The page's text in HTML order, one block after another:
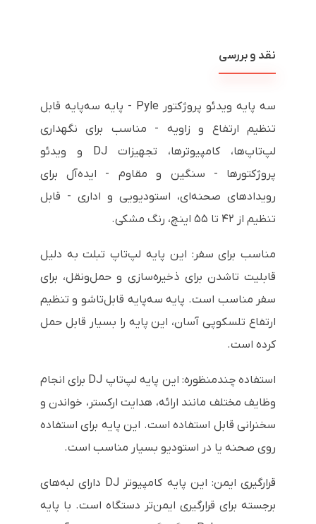
نقد و بررسی
سه پایه ویدئو پروژکتور Pyle - پایه سه‌پایه قابل
تنظیم ارتفاع و زاویه - مناسب برای نگهداری
لپ‌تاپ‌ها، کامپیوترها، تجهیزات DJ و ویدئو
پروژکتورها - سنگین و مقاوم - ایده‌آل برای
رویدادهای صحنه‌ای، استودیویی و اداری - قابل
تنظیم از ۴۲ تا ۵۵ اینچ، رنگ مشکی.
مناسب برای سفر: این پایه لپ‌تاپ تبلت به دلیل
قابلیت تاشدن برای ذخیره‌سازی و حمل‌ونقل، برای
سفر مناسب است. پایه سه‌پایه قابل‌تاشو و تنظیم
ارتفاع تلسکوپی آسان، این پایه را بسیار قابل حمل
کرده است.
استفاده چندمنظوره: این پایه لپ‌تاپ DJ برای انجام
وظایف مختلف مانند ارائه، هدایت ارکستر، خواندن و
سخنرانی قابل استفاده است. این پایه برای استفاده
روی صحنه یا در استودیو بسیار مناسب است.
قرارگیری ایمن: این پایه کامپیوتر DJ دارای لبه‌های
برجسته برای قرارگیری ایمن‌تر دستگاه است. با پایه